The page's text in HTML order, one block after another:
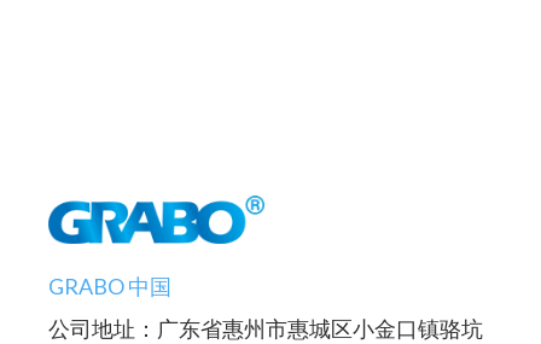
GRABO 中国
公司地址：广东省惠州市惠城区小金口镇骆坑